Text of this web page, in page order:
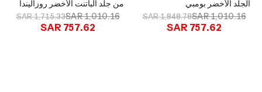
الجلد الأخضر بومبي
SAR 1,010.16
SAR 1,848.78
SAR 757.62
من جلد الباتنت الأخضر روزاليندا
SAR 1,010.16
SAR 1,715.33
SAR 757.62